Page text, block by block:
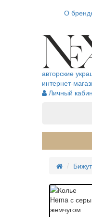
О
авторские
интернет-
Личный